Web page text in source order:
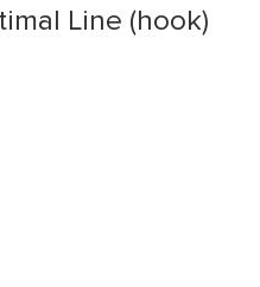
Line (hook)